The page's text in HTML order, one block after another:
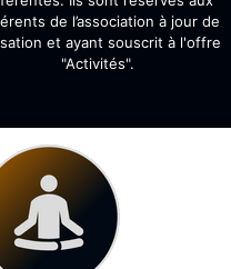
de l’association à jour de
et ayant souscrit à l'offre
"Activités".